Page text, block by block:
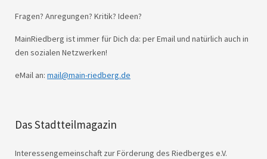
Fragen? Anregungen? Kritik? Ideen?
MainRiedberg ist immer für Dich da: per Email und natürlich auch in
den sozialen Netzwerken!
eMail an: mail@main-riedberg.de
Das Stadtteilmagazin
Interessengemeinschaft zur Förderung des Riedberges e.V.